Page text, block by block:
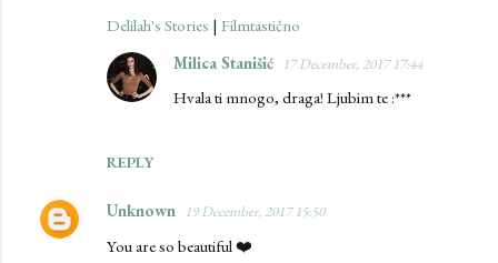
Delilah's Stories | Filmtastično
REPLY
Milica Stanišić 17 December, 2017 17:44
Hvala ti mnogo, draga! Ljubim te :***
Unknown 19 December, 2017 15:50
You are so beautiful ❤️